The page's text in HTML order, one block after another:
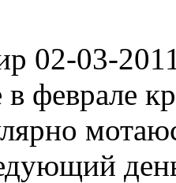
02-03-
в феврале